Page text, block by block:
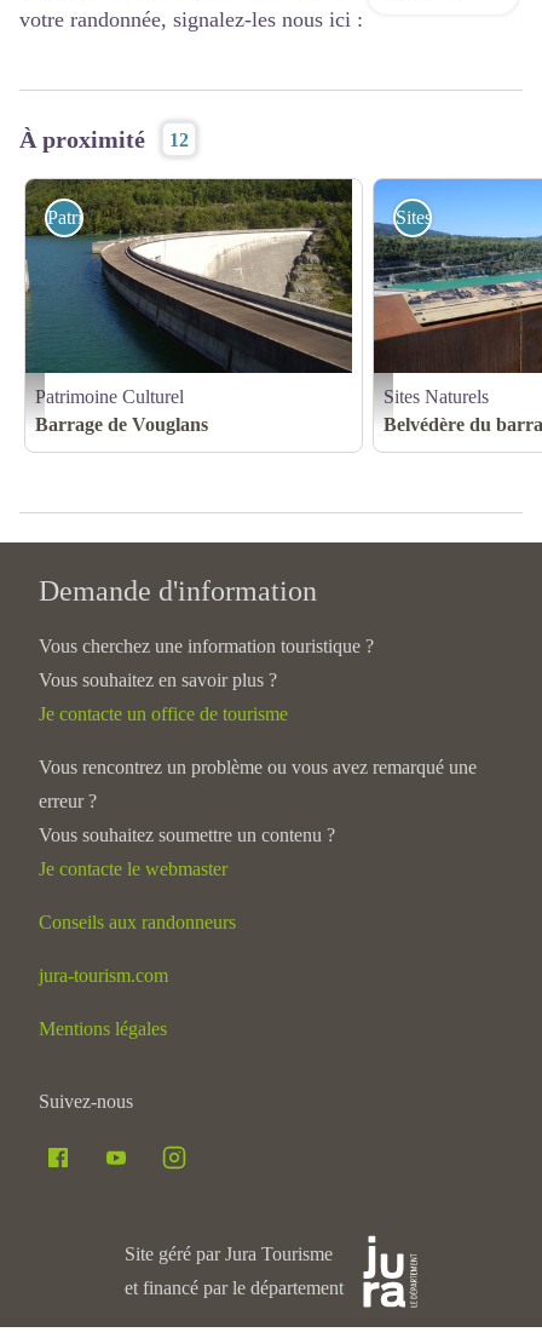
votre randonnée, signalez-les nous ici :
À proximité 12
Claire AUBEUT (4) - OT
Patrimoine Culturel
Patrimoine Culturel
Barrage de Vouglans
Belvédère Vouglans
Sites Naturels
Sites Naturels
Belvédère du
Demande d'information
Vous cherchez une information touristique ?
Vous souhaitez en savoir plus ?
Je contacte un office de tourisme
Vous rencontrez un problème ou vous avez remarqué une
erreur ?
Vous souhaitez soumettre un contenu ?
Je contacte le webmaster
Conseils aux randonneurs
jura-tourism.com
Mentions légales
Suivez-nous
Site géré par Jura Tourisme
et financé par le département